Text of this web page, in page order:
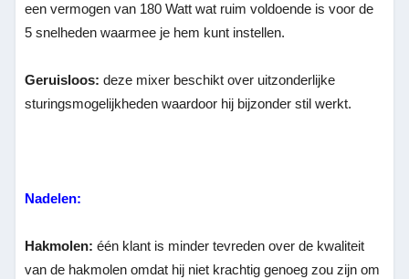
een vermogen van 180 Watt wat ruim voldoende is voor de
5 snelheden waarmee je hem kunt instellen.
Geruisloos: deze mixer beschikt over uitzonderlijke
sturingsmogelijkheden waardoor hij bijzonder stil werkt.
Nadelen:
Hakmolen: één klant is minder tevreden over de kwaliteit
van de hakmolen omdat hij niet krachtig genoeg zou zijn om